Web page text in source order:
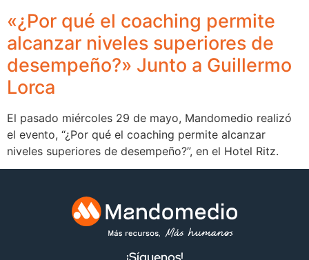
«¿Por qué el coaching permite
alcanzar niveles superiores de
desempeño?» Junto a Guillermo
Lorca
El pasado miércoles 29 de mayo, Mandomedio realizó
el evento, “¿Por qué el coaching permite alcanzar
niveles superiores de desempeño?”, en el Hotel Ritz.
¡Síguenos!